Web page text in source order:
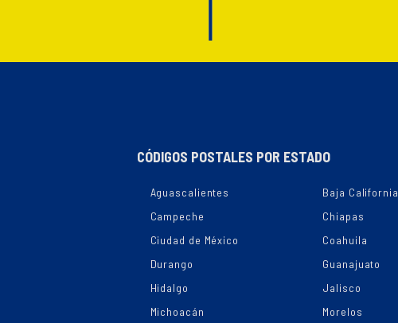
CÓDIGOS POSTALES POR ESTADO
Aguascalientes Baja California
Campeche
Chiapas
Ciudad de México
Coahuila
Durango
Guanajuato
Hidalgo
Jalisco
Michoacán
Morelos